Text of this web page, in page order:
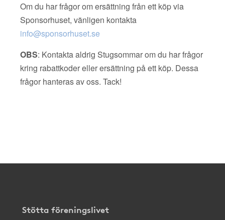
Om du har frågor om ersättning från ett köp via
Sponsorhuset, vänligen kontakta
info@sponsorhuset.se
OBS: Kontakta aldrig Stugsommar om du har frågor
kring rabattkoder eller ersättning på ett köp. Dessa
frågor hanteras av oss. Tack!
Stötta föreningslivet